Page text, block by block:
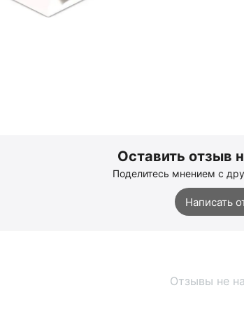
Оставить отзыв
Поделитесь мнением с
Написать
Отзывы не